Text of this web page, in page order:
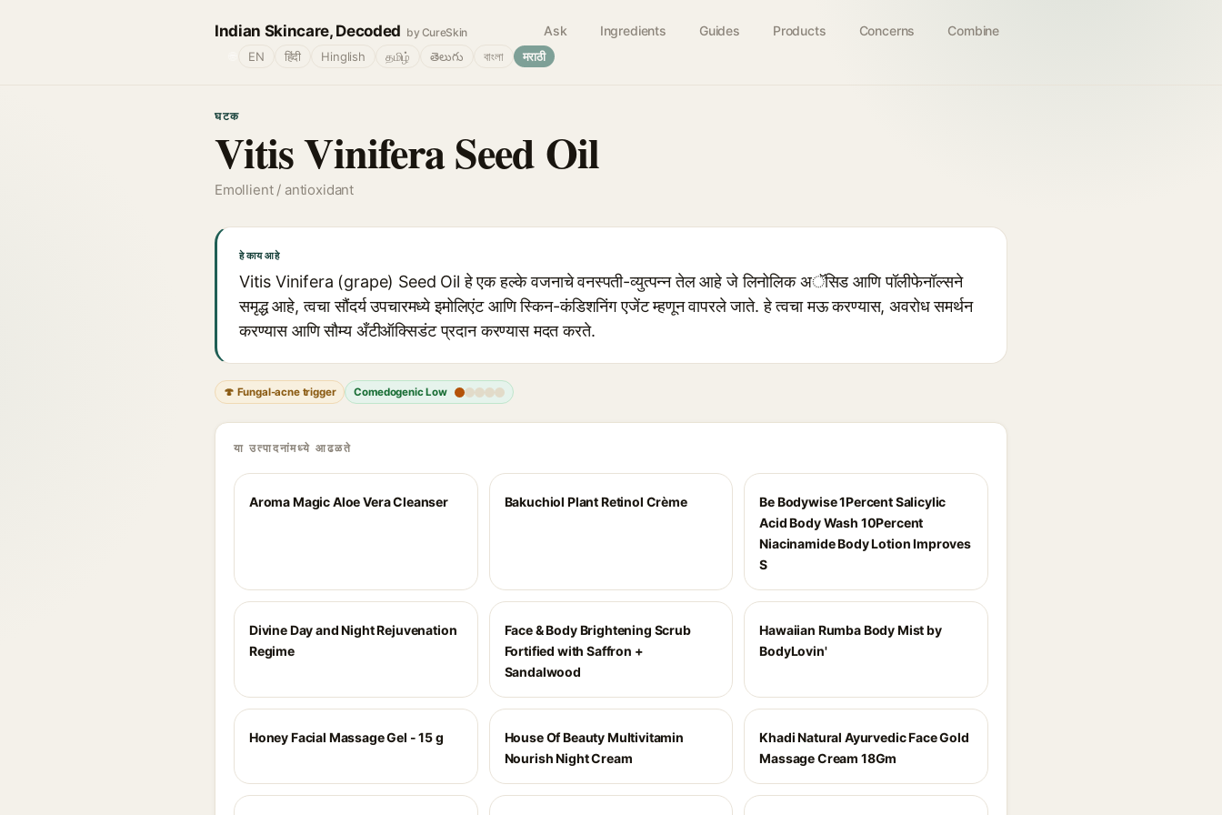
Indian Skincare, Decoded by CureSkin Ask Ingredients Guides Products Concerns Combine
EN हिंदी Hinglish தமிழ் తెలుగు বাংলা मराठी
घटक
Vitis Vinifera Seed Oil
Emollient / antioxidant
हे काय आहे
Vitis Vinifera (grape) Seed Oil हे एक हल्के वजनाचे वनस्पती-व्युत्पन्न तेल आहे जे लिनोलिक अॅसिड आणि पॉलीफेनॉल्सने
समृद्ध आहे, त्वचा सौंदर्य उपचारमध्ये इमोलिएंट आणि स्किन-कंडिशनिंग एजेंट म्हणून वापरले जाते. हे त्वचा मऊ करण्यास, अवरोध समर्थन
करण्यास आणि सौम्य अँटीऑक्सिडंट प्रदान करण्यास मदत करते.
🍄 Fungal-acne trigger Comedogenic Low
या उत्पादनांमध्ये आढळते
Aroma Magic Aloe Vera Cleanser Bakuchiol Plant Retinol Crème
Be Bodywise 1Percent Salicylic
Acid Body Wash 10Percent
Niacinamide Body Lotion Improves
S
Divine Day and Night Rejuvenation
Regime
Face & Body Brightening Scrub
Fortified with Saffron +
Sandalwood
Hawaiian Rumba Body Mist by
BodyLovin'
Honey Facial Massage Gel - 15 g
House Of Beauty Multivitamin
Nourish Night Cream
Khadi Natural Ayurvedic Face Gold
Massage Cream 18Gm